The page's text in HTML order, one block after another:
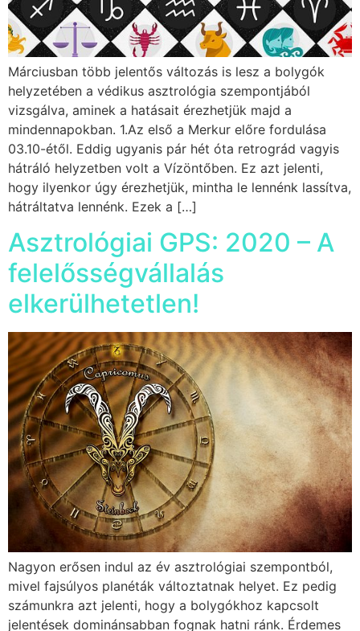
Márciusban több jelentős változás is lesz a bolygók
helyzetében a védikus asztrológia szempontjából
vizsgálva, aminek a hatásait érezhetjük majd a
mindennapokban. 1.Az első a Merkur előre fordulása
03.10-étől. Eddig ugyanis pár hét óta retrográd vagyis
hátráló helyzetben volt a Vízöntőben. Ez azt jelenti,
hogy ilyenkor úgy érezhetjük, mintha le lennénk lassítva,
hátráltatva lennénk. Ezek a […]
Asztrológiai GPS: 2020 – A
felelősségvállalás
elkerülhetetlen!
Nagyon erősen indul az év asztrológiai szempontból,
mivel fajsúlyos planéták változtatnak helyet. Ez pedig
számunkra azt jelenti, hogy a bolygókhoz kapcsolt
jelentések dominánsabban fognak hatni ránk. Érdemes